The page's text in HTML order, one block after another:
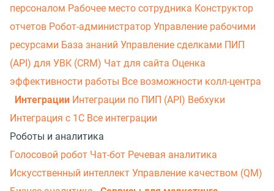
персоналом Рабочее место сотрудника Конструктор
отчетов Робот-администратор Управление рабочими
ресурсами База знаний Управление сделками ПИП
(API) для УВК (CRM) Чат для сайта Оценка
эффективности работы Все возможности колл-центра
Интеграции Интеграции по ПИП (API) Вебхуки
Интеграция с 1С Все интеграции
Роботы и аналитика
Голосовой робот Чат-бот Речевая аналитика
Искусственный интеллект Управление качеством (QM)